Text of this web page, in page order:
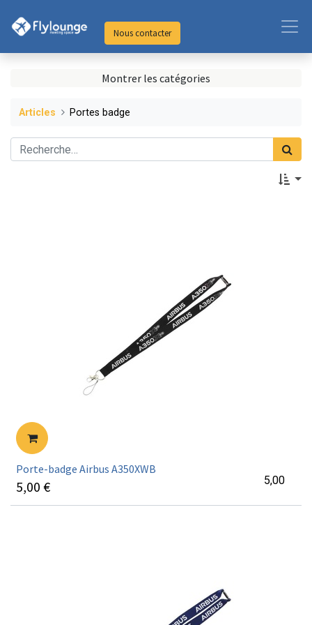
Nous contacter
Montrer les catégories
Articles Portes badge
Porte-badge Airbus A350XWB
5,00 € 5,00